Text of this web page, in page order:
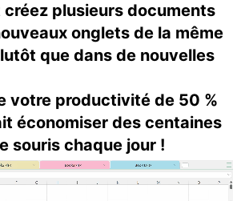
créez plusieurs documents
onglets de la même
que dans de nouvelles
votre productivité de 50 %
économiser des centaines
souris chaque jour !